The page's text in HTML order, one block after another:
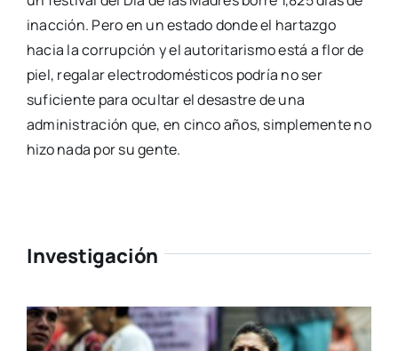
inacción. Pero en un estado donde el hartazgo
hacia la corrupción y el autoritarismo está a flor de
piel, regalar electrodomésticos podría no ser
suficiente para ocultar el desastre de una
administración que, en cinco años, simplemente no
hizo nada por su gente.
Investigación